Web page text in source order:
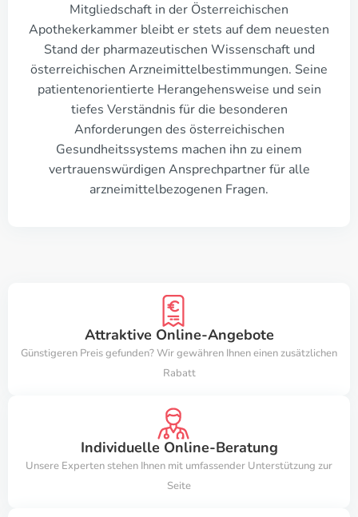
Mitgliedschaft in der Österreichischen
Apothekerkammer bleibt er stets auf dem neuesten
Stand der pharmazeutischen Wissenschaft und
österreichischen Arzneimittelbestimmungen. Seine
patientenorientierte Herangehensweise und sein
tiefes Verständnis für die besonderen
Anforderungen des österreichischen
Gesundheitssystems machen ihn zu einem
vertrauenswürdigen Ansprechpartner für alle
arzneimittelbezogenen Fragen.
Attraktive Online-Angebote
Günstigeren Preis gefunden? Wir gewähren Ihnen einen zusätzlichen
Rabatt
Individuelle Online-Beratung
Unsere Experten stehen Ihnen mit umfassender Unterstützung zur
Seite